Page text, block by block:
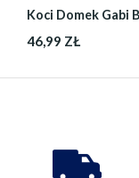
Koci Domek Gabi
46,99 ZŁ